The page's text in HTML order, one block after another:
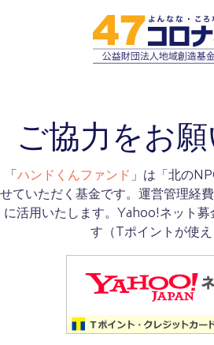
ご協力をお
「ハンドくんファンド」は「北の
せていただく基金です。運営管理経
に活用いたします。Yahoo!ネット
す（Tポイントが使え